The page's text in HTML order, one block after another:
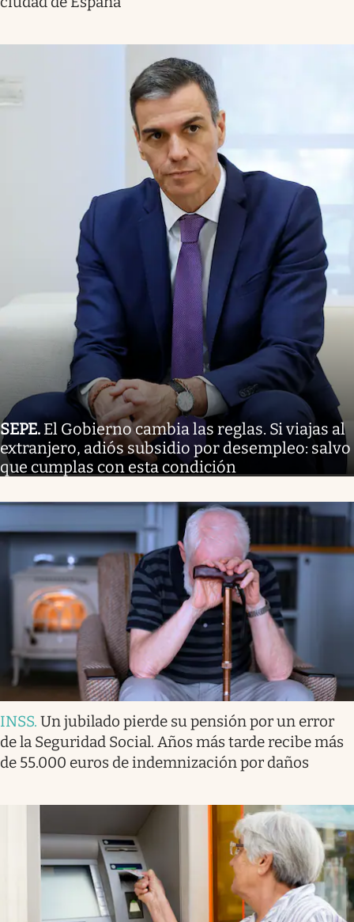
SEPE. El Gobierno cambia las reglas. Si viajas al
extranjero, adiós subsidio por desempleo: salvo
que cumplas con esta condición
INSS. Un jubilado pierde su pensión por un error
de la Seguridad Social. Años más tarde recibe más
de 55.000 euros de indemnización por daños